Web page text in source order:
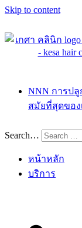
Skip to content
NNN การป
สมัยที่สุดของ
Search…
หน้าหลัก
บริการ